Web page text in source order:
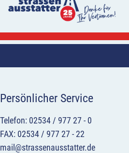
Persönlicher Service
Telefon: 02534 / 977 27 - 0
FAX: 02534 / 977 27 - 22
mail@strassenausstatter.de